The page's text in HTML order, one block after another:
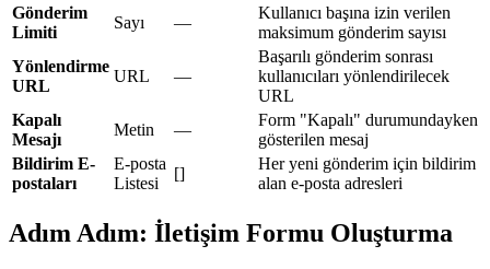
Gönderim
Limiti
Sayı —
Kullanıcı başına izin verilen
maksimum gönderim sayısı
Yönlendirme
URL
URL —
Başarılı gönderim sonrası
kullanıcıları yönlendirilecek
URL
Kapalı
Mesajı
Metin —
Form "Kapalı" durumundayken
gösterilen mesaj
Bildirim E-
postaları
E-posta
Listesi
[]
Her yeni gönderim için bildirim
alan e-posta adresleri
Adım Adım: İletişim Formu Oluşturma